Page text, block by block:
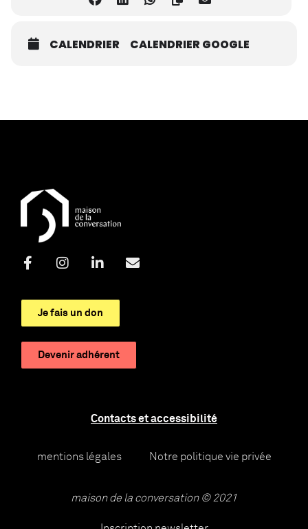
CALENDRIER CALENDRIER GOOGLE
Je fais un don
Devenir adhérent
Contacts et accessibilité
mentions légales Notre politique vie privée
maison de la conversation © 2021